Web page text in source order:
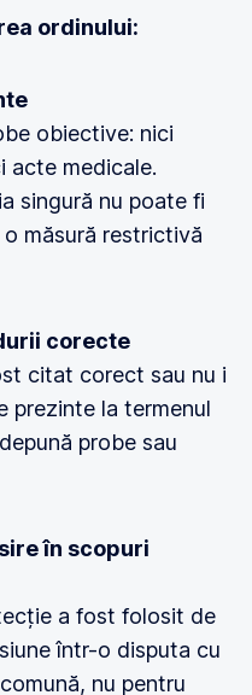
ordinului:
obiective: nici
acte medicale.
singură nu poate fi
măsură restrictivă
corecte
citat corect sau nu i
prezinte la termenul
probe sau
în scopuri
a fost folosit de
într-o disputa cu
nu pentru